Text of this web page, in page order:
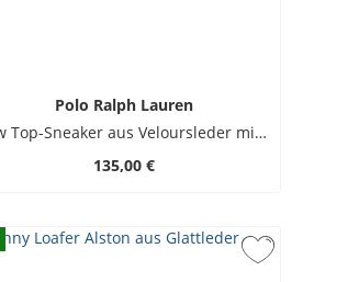
Polo Ralph Lauren
Low Top-Sneaker aus Veloursleder mit Pony-Stickerei
135,00 €